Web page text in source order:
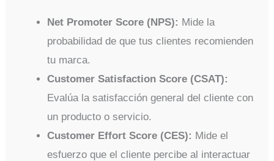
Net Promoter Score (NPS): Mide la
probabilidad de que tus clientes recomienden
tu marca.
Customer Satisfaction Score (CSAT):
Evalúa la satisfacción general del cliente con
un producto o servicio.
Customer Effort Score (CES): Mide el
esfuerzo que el cliente percibe al interactuar